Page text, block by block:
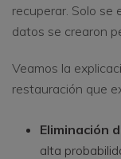
recuperar. Solo se
datos se crearon
Veamos la
restauración que
Eliminación
alta